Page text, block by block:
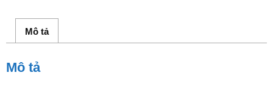
Mô tả
Mô tả